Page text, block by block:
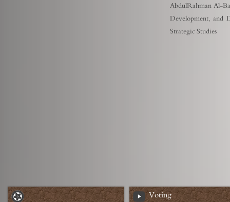
AbdulRahman Al-
Development, and
Strategic Studies
Voting